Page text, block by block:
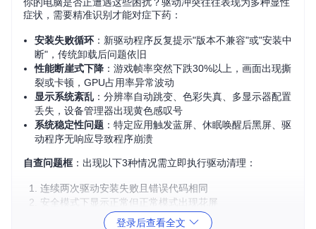
症状，需要精准识别才能对症下药：
安装失败循环 ：新驱动程序反复提示"版本不兼容"或"安装中
断"，传统卸载后问题依旧
性能断崖式下降 ：游戏帧率突然下跌30%以上，画面出现撕
裂或卡顿，GPU占用率异常波动
显示系统紊乱 ：分辨率自动跳变、色彩失真、多显示器配置
丢失，设备管理器出现黄色感叹号
系统稳定性问题 ：特定应用触发蓝屏、休眠唤醒后黑屏、驱
动程序无响应导致程序崩溃
自查问题框：出现以下3种情况需立即执行驱动清理：
连续两次驱动安装失败且错误代码相同
安全模式下显示正常但正常模式出现花屏
设备管理器中同一设备出现多个重复条目
登录后查看全文